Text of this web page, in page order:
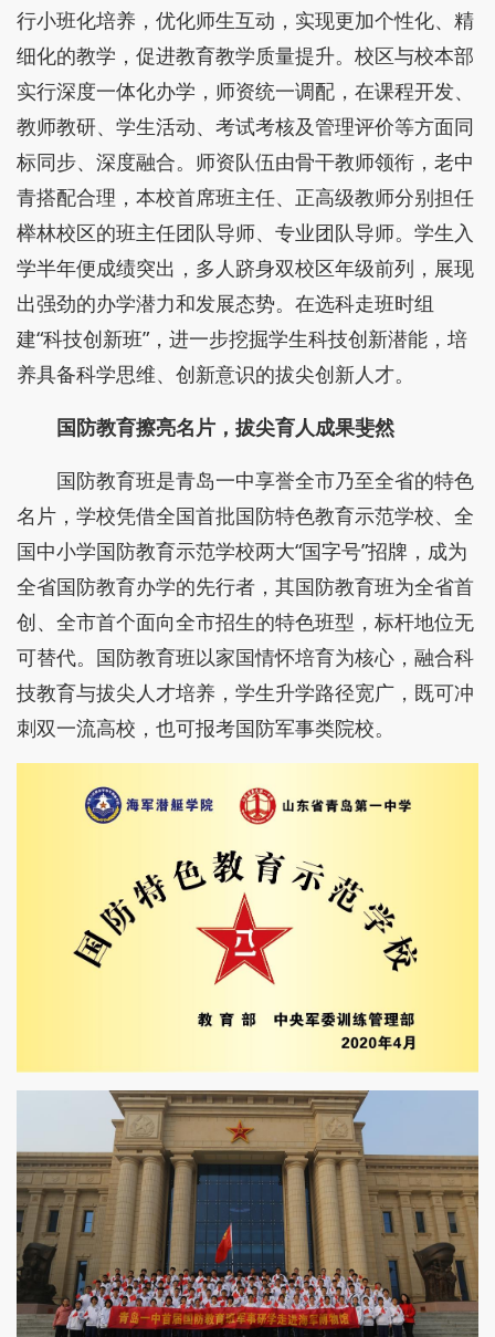
行小班化培养，优化师生互动，实现更加个性化、精
细化的教学，促进教育教学质量提升。校区与校本部
实行深度一体化办学，师资统一调配，在课程开发、
教师教研、学生活动、考试考核及管理评价等方面同
标同步、深度融合。师资队伍由骨干教师领衔，老中
青搭配合理，本校首席班主任、正高级教师分别担任
榉林校区的班主任团队导师、专业团队导师。学生入
学半年便成绩突出，多人跻身双校区年级前列，展现
出强劲的办学潜力和发展态势。在选科走班时组
建“科技创新班”，进一步挖掘学生科技创新潜能，培
养具备科学思维、创新意识的拔尖创新人才。
国防教育擦亮名片，拔尖育人成果斐然
国防教育班是青岛一中享誉全市乃至全省的特色
名片，学校凭借全国首批国防特色教育示范学校、全
国中小学国防教育示范学校两大“国字号”招牌，成为
全省国防教育办学的先行者，其国防教育班为全省首
创、全市首个面向全市招生的特色班型，标杆地位无
可替代。国防教育班以家国情怀培育为核心，融合科
技教育与拔尖人才培养，学生升学路径宽广，既可冲
刺双一流高校，也可报考国防军事类院校。